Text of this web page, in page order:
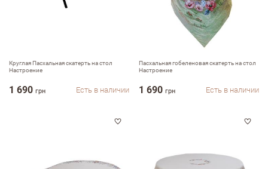
Круглая Пасхальная скатерть на стол
Настроение
1 690 грн Есть в наличии
Пасхальная гобеленовая скатерть на стол
Настроение
1 690 грн Есть в наличии